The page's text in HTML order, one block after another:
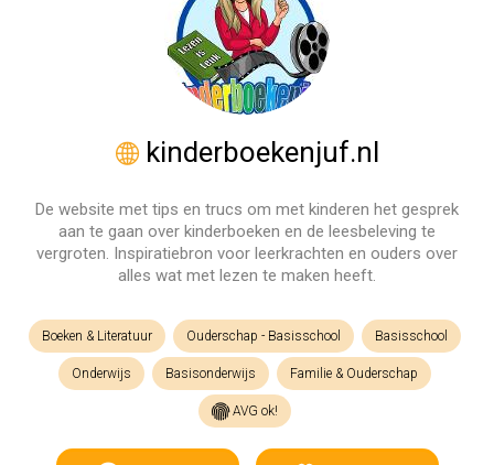
kinderboekenjuf.nl
De website met tips en trucs om met kinderen het gesprek
aan te gaan over kinderboeken en de leesbeleving te
vergroten. Inspiratiebron voor leerkrachten en ouders over
alles wat met lezen te maken heeft.
Boeken & Literatuur Ouderschap - Basisschool Basisschool
Onderwijs Basisonderwijs Familie & Ouderschap
AVG ok!